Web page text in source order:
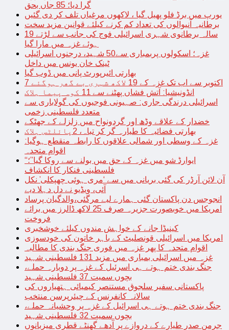
گرا دیا؛ 85 جاں بحق
یورپ میں برڈ فلو پھیل گیا ، لاکھوں مرغیاں تلف کر دی گئیں
برطانیہ آنیوالوں کی تعداد کم کرنے کیلئے قوانین مزید سخت
19 سالہ برطانوی شہری اسرائیلی فوج کی جانب سے لڑتے
ہوئے غزہ میں مارا گیا
غزہ؛ اسکولوں پربمباری سے50 شہید، درجنوں اسرائیلی
ٹینک خان یونس میں داخل
بھارتی ائیرپورٹ پانی میں ڈوب گیا
7 اکتوبر سے اب تک غزہ کے 19 لاکھ شہری بے گھر ہوگئے
انڈونیشیا: آتش فشاں پھٹنے سے 11 کوہ پیما ہلاک
اسرائیلی درندگی جاری: صہیونی فوجیوں کی گولاباری سے
متعدد فلسطینی زخمی
خضدار کے علاقے وڈھ اور گردونواح میں زلزلے کے جھٹکے
بھارتی فضائیہ کا طیارہ گر کر تباہ، 2پائلٹس ہلاک
غزہ کے وسطی اور شمالی علاقوں کا رابطہ منقطع ہوگیا:
اقوام متحدہ
“ایوارڈ شو میں غزہ کے حق میں بولنے سے روکا گیا”؛
فلسطینی فنکار کا انکشاف
آن لائن آرڈر کی گئی بریانی میں سے ‘مری ہوئی چھپکلی’ نکل
آئی، ویڈیو نے دل دہلا دیے
انجوجس دن پاکستان گئی ہمارے لیے مرگئی،والدگیان پرساد
امریکا میں خوبصورت جزیرہ صرف 25 لاکھ ڈالرز میں برائے
فروخت
کینیڈا جانے کے خواہش مندوں کیلئے خوشخبری
امریکا میں اسرائیلی قونصلیٹ کے باہر خاتون کی خودسوزی
اقوام متحدہ کا پھر غزہ میں فوری جنگ بندی کا مطالبہ
غزہ میں اسرائیلی بمباری میں مزید 131 فلسطینی شہید
جنگ بندی ختم ہوتے ہی اسرئیل کے غزہ پر دوبارہ حملے،
بچوں سمیت 37 فلسطینی شہید
پاکستانی سفیر سلجوق مستنصر کیمیائی ہتھیاروں کی
سالانہ کانفرنس کے چیئرپرسن منتخب
جنگ بندی ختم ہوتے ہی اسرائیل کے غزہ پر وحشیانہ حملے،
بچوں سمیت 32 فلسطینی شہید
جرمن صدر طیارے کے دروازے پر آدھے گھنٹے قطری میزبانوں